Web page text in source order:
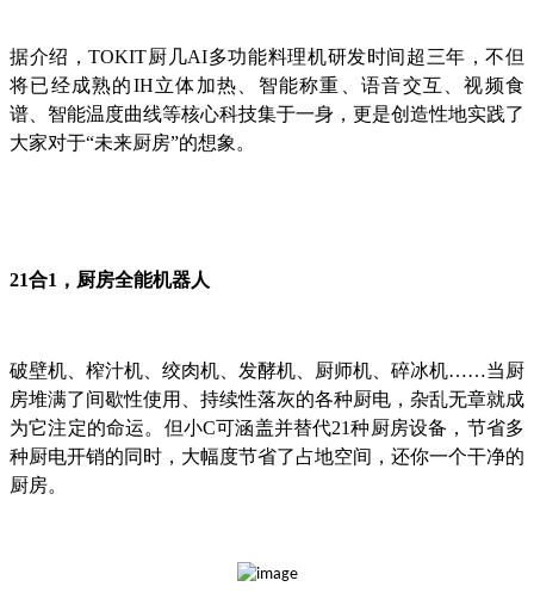
据介绍，TOKIT厨几AI多功能料理机研发时间超三年，不但
将已经成熟的IH立体加热、智能称重、语音交互、视频食
谱、智能温度曲线等核心科技集于一身，更是创造性地实践了
大家对于“未来厨房”的想象。
21合1，厨房全能机器人
破壁机、榨汁机、绞肉机、发酵机、厨师机、碎冰机……当厨
房堆满了间歇性使用、持续性落灰的各种厨电，杂乱无章就成
为它注定的命运。但小C可涵盖并替代21种厨房设备，节省多
种厨电开销的同时，大幅度节省了占地空间，还你一个干净的
厨房。